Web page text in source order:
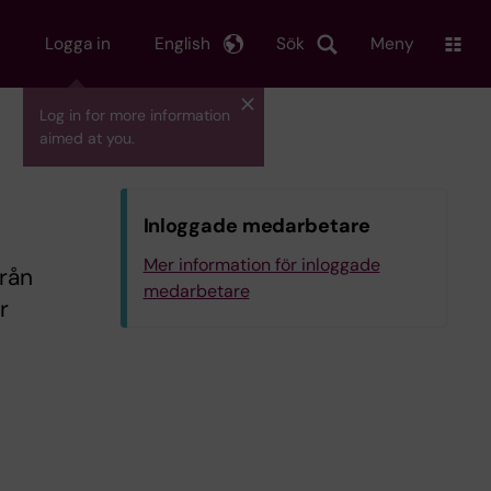
Logga in
Log in for more information
aimed at you.
Sök
English Meny
Inloggade medarbetare
Mer information för inloggade
medarbetare